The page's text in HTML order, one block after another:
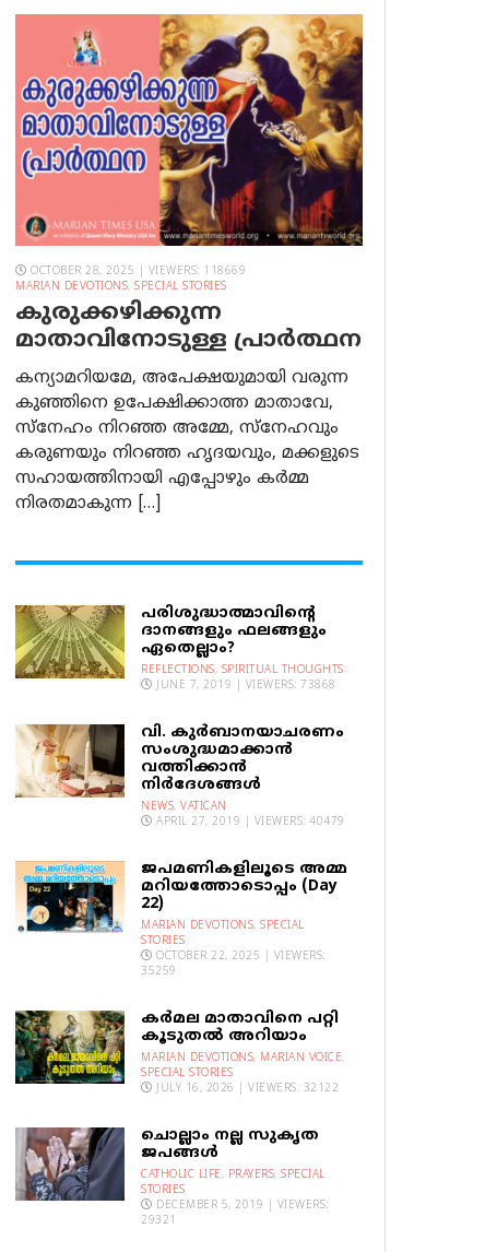
OCTOBER 28, 2025 | VIEWERS: 118669
MARIAN DEVOTIONS, SPECIAL STORIES
കുരുക്കഴിക്കുന്ന
മാതാവിനോടുള്ള പ്രാര്‍ത്ഥന
കന്യാമറിയമേ, അപേക്ഷയുമായി വരുന്ന
കുഞ്ഞിനെ ഉപേക്ഷിക്കാത്ത മാതാവേ,
സ്നേഹം നിറഞ്ഞ അമ്മേ, സ്നേഹവും
കരുണയും നിറഞ്ഞ ഹൃദയവും, മക്കളുടെ
സഹായത്തിനായി എപ്പോഴും കർമ്മ
നിരതമാകുന്ന […]
പരിശുദ്ധാത്മാവിന്റെ
ദാനങ്ങളും ഫലങ്ങളും
ഏതെല്ലാം?
REFLECTIONS, SPIRITUAL THOUGHTS
JUNE 7, 2019 | VIEWERS: 73868
വി. കുര്‍ബാനയാചരണം
സംശുദ്ധമാക്കാന്‍
വത്തിക്കാന്‍
നിര്‍ദേശങ്ങള്‍
NEWS, VATICAN
APRIL 27, 2019 | VIEWERS: 40479
ജപമണികളിലൂടെ അമ്മ
മറിയത്തോടൊപ്പം (Day
22)
MARIAN DEVOTIONS, SPECIAL
STORIES
OCTOBER 22, 2025 | VIEWERS:
35259
കര്‍മല മാതാവിനെ പറ്റി
കൂടുതല്‍ അറിയാം
MARIAN DEVOTIONS, MARIAN VOICE,
SPECIAL STORIES
JULY 16, 2026 | VIEWERS: 32122
ചൊല്ലാം നല്ല സുകൃത
ജപങ്ങൾ
CATHOLIC LIFE, PRAYERS, SPECIAL
STORIES
DECEMBER 5, 2019 | VIEWERS:
29321